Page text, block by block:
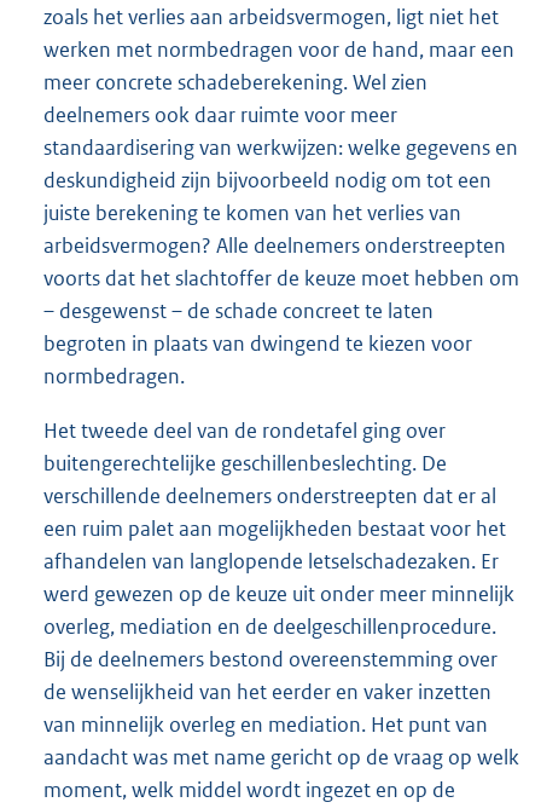
zoals het verlies aan arbeidsvermogen, ligt niet het
werken met normbedragen voor de hand, maar een
meer concrete schadeberekening. Wel zien
deelnemers ook daar ruimte voor meer
standaardisering van werkwijzen: welke gegevens en
deskundigheid zijn bijvoorbeeld nodig om tot een
juiste berekening te komen van het verlies van
arbeidsvermogen? Alle deelnemers onderstreepten
voorts dat het slachtoffer de keuze moet hebben om
– desgewenst – de schade concreet te laten
begroten in plaats van dwingend te kiezen voor
normbedragen.
Het tweede deel van de rondetafel ging over
buitengerechtelijke geschillenbeslechting. De
verschillende deelnemers onderstreepten dat er al
een ruim palet aan mogelijkheden bestaat voor het
afhandelen van langlopende letselschadezaken. Er
werd gewezen op de keuze uit onder meer minnelijk
overleg, mediation en de deelgeschillenprocedure.
Bij de deelnemers bestond overeenstemming over
de wenselijkheid van het eerder en vaker inzetten
van minnelijk overleg en mediation. Het punt van
aandacht was met name gericht op de vraag op welk
moment, welk middel wordt ingezet en op de